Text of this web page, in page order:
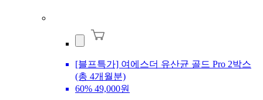
[블프특가] 여에스더 유산균 골드 Pro 2박스
(총 4개월분)
60% 49,000원